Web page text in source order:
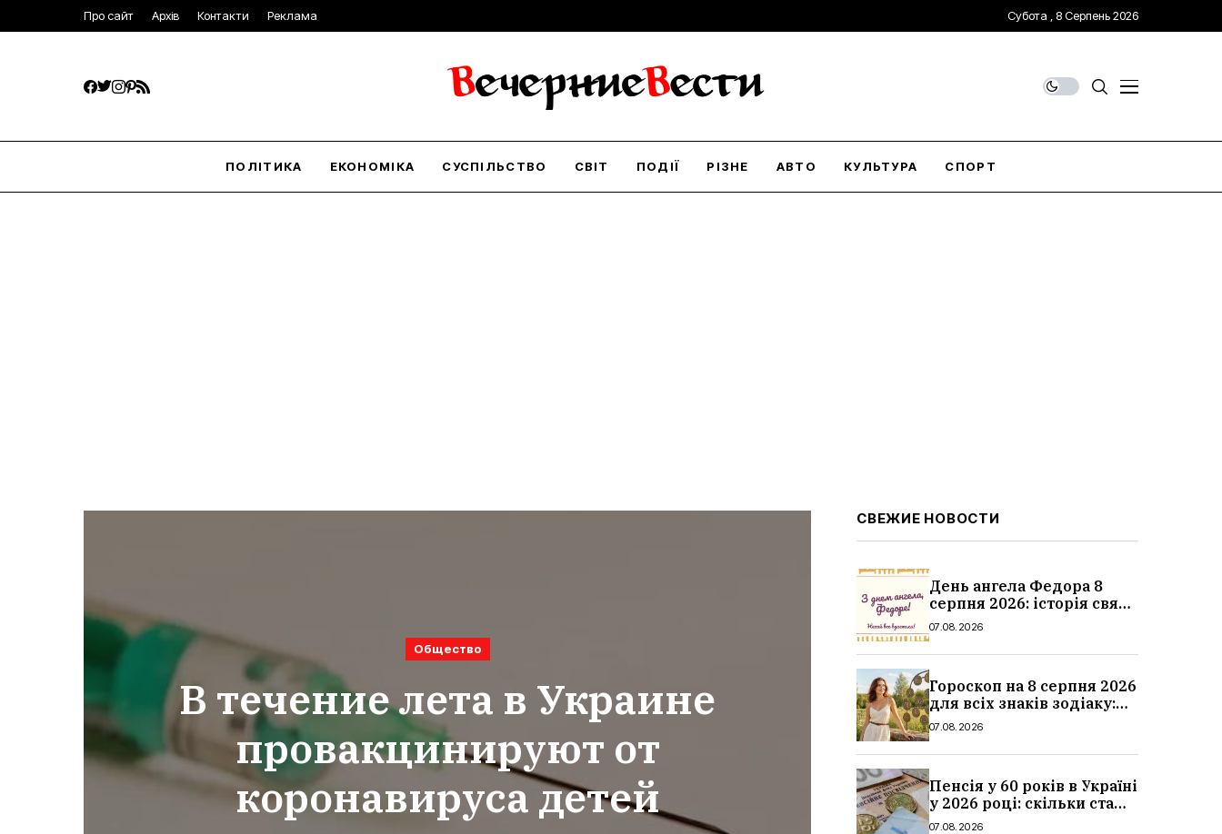
Про сайт Архів Контакти Реклама Субота , 8 Серпень 2026
ПОЛІТИКА ЕКОНОМІКА СУСПІЛЬСТВО СВІТ ПОДІЇ РІЗНЕ АВТО КУЛЬТУРА СПОРТ
Общество
В течение лета в Украине
провакцинируют от
коронавируса детей
СВЕЖИЕ НОВОСТИ
День ангела Федора 8
серпня 2026: історія свята,
значення імені,
прозі
07.08.2026
Гороскоп на 8 серпня 2026
для всіх знаків зодіаку:
кохання, гроші та справи
07.08.2026
Пенсія у 60 років в Україні
у 2026 році: скільки стажу
потрібно, умови, кому
07.08.2026